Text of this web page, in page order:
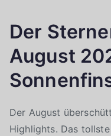
Der
August
Der August
Highlights. Das